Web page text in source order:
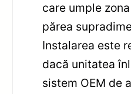
care umple
părea
Instalarea este
dacă unitatea
sistem OEM de